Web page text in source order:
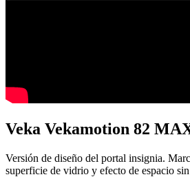
Veka Vekamotion 82
Versión de diseño del portal insignia.
superficie de vidrio y efecto de espacio